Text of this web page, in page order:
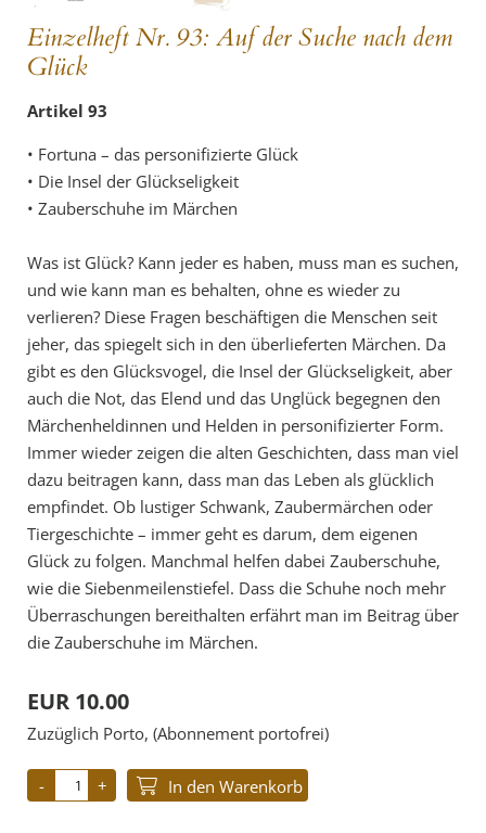
Einzelheft Nr. 93: Auf der Suche nach dem
Glück
Artikel 93
• Fortuna – das personifizierte Glück
• Die Insel der Glückseligkeit
• Zauberschuhe im Märchen
Was ist Glück? Kann jeder es haben, muss man es suchen,
und wie kann man es behalten, ohne es wieder zu
verlieren? Diese Fragen beschäftigen die Menschen seit
jeher, das spiegelt sich in den überlieferten Märchen. Da
gibt es den Glücksvogel, die Insel der Glückseligkeit, aber
auch die Not, das Elend und das Unglück begegnen den
Märchenheldinnen und Helden in personifizierter Form.
Immer wieder zeigen die alten Geschichten, dass man viel
dazu beitragen kann, dass man das Leben als glücklich
empfindet. Ob lustiger Schwank, Zaubermärchen oder
Tiergeschichte – immer geht es darum, dem eigenen
Glück zu folgen. Manchmal helfen dabei Zauberschuhe,
wie die Siebenmeilenstiefel. Dass die Schuhe noch mehr
Überraschungen bereithalten erfährt man im Beitrag über
die Zauberschuhe im Märchen.
EUR 10.00
Zuzüglich Porto, (Abonnement portofrei)
In den Warenkorb